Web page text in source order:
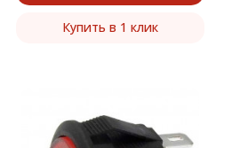
Купить в 1 клик